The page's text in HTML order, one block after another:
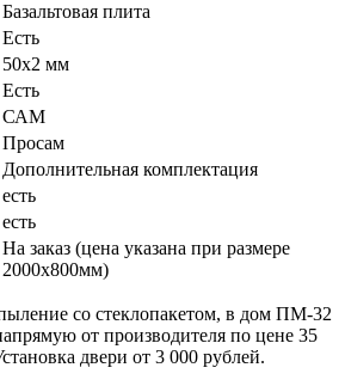
Базальтовая плита
Есть
50х2 мм
Есть
САМ
Просам
Дополнительная комплектация
есть
есть
На заказ (цена указана при размере
2000х800мм)
со стеклопакетом, в дом ПМ-32
от производителя по цене 35
двери от 3 000 рублей.